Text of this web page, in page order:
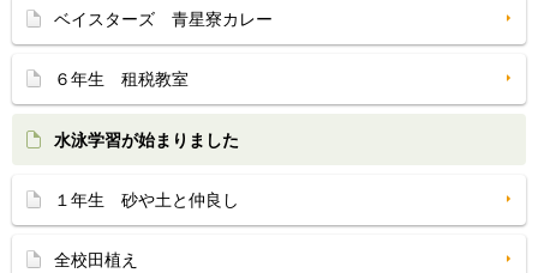
ベイスターズ 青星寮カレー
６年生 租税教室
水泳学習が始まりました
１年生 砂や土と仲良し
全校田植え